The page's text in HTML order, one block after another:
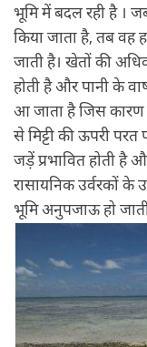
भूमि में बदल रही है ।
किया जाता है, तब वह
जाती है। खेतों की
होती है और पानी के
आ जाता है जिस कारण
से मिट्टी की ऊपरी
जड़ें प्रभावित होती है
रासायनिक उर्वरकों के
भूमि अनुपजाऊ हो